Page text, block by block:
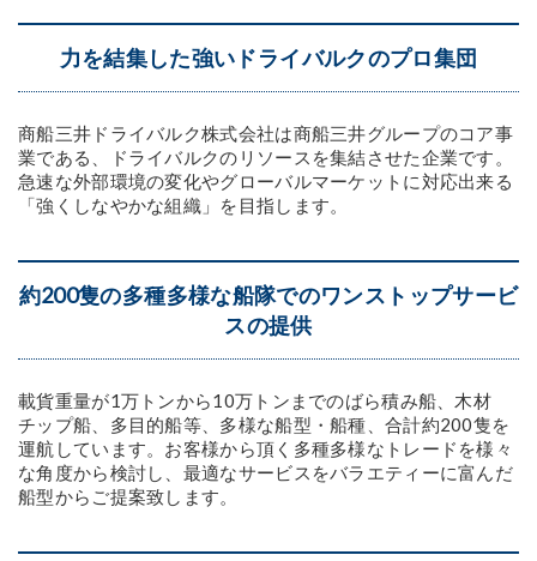
力を結集した強いドライバルクのプロ集団
商船三井ドライバルク株式会社は商船三井グループのコア事
業である、ドライバルクのリソースを集結させた企業です。
急速な外部環境の変化やグローバルマーケットに対応出来る
「強くしなやかな組織」を目指します。
約200隻の多種多様な船隊でのワンストップサービ
スの提供
載貨重量が1万トンから10万トンまでのばら積み船、木材
チップ船、多目的船等、多様な船型・船種、合計約200隻を
運航しています。お客様から頂く多種多様なトレードを様々
な角度から検討し、最適なサービスをバラエティーに富んだ
船型からご提案致します。